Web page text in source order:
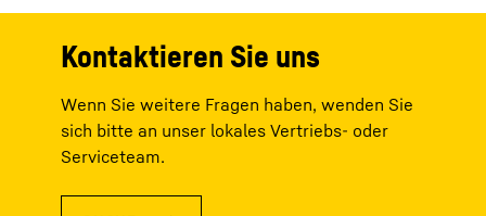
Kontaktieren Sie uns
Wenn Sie weitere Fragen haben, wenden Sie
sich bitte an unser lokales Vertriebs- oder
Serviceteam.